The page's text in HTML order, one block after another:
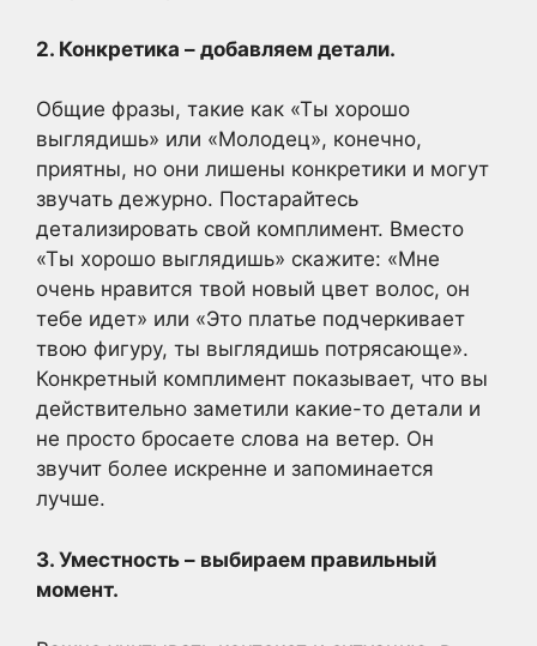
2. Конкретика – добавляем детали.
Общие фразы, такие как «Ты хорошо
выглядишь» или «Молодец», конечно,
приятны, но они лишены конкретики и могут
звучать дежурно. Постарайтесь
детализировать свой комплимент. Вместо
«Ты хорошо выглядишь» скажите: «Мне
очень нравится твой новый цвет волос, он
тебе идет» или «Это платье подчеркивает
твою фигуру, ты выглядишь потрясающе».
Конкретный комплимент показывает, что вы
действительно заметили какие-то детали и
не просто бросаете слова на ветер. Он
звучит более искренне и запоминается
лучше.
3. Уместность – выбираем правильный
момент.